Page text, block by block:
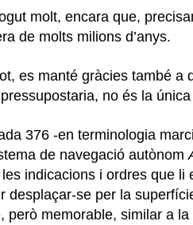
molt, encara que,
de molts milions d’anys.
es manté gràcies també a
no és la
376 -en terminologia
de navegació autònom
indicacions i ordres que li
desplaçar-se per la
però memorable, similar a